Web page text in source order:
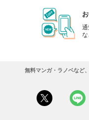
な
無料マンガ・ラノベなど